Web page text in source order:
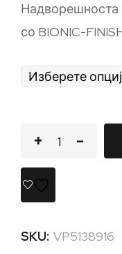
Надворешноста
со BIONIC-
SKU: VP5138916